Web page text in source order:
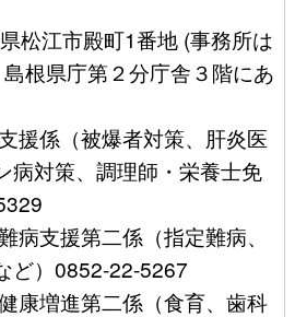
松江市殿町1番地 (事務所は
根県庁第２分庁舎３階にあ
援係（被爆者対策、肝炎医
病対策、調理師・栄養士免
病支援第二係（指定難病、
ど）0852-22-5267
康増進第二係（食育、歯科